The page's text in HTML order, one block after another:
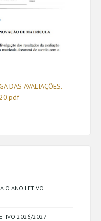
DAS AVALIAÇÕES.
O ANO LETIVO
2026/2027